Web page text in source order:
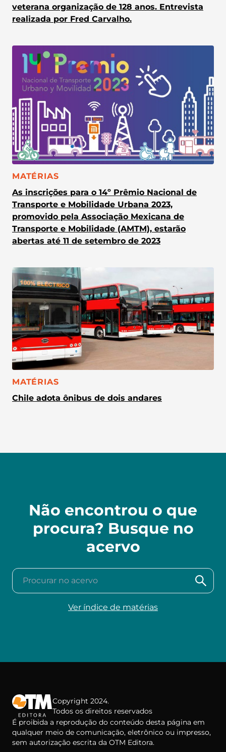
veterana organização de 128 anos. Entrevista
realizada por Fred Carvalho.
CATEGORIA:
MATÉRIAS
As inscrições para o 14º Prêmio Nacional de
Transporte e Mobilidade Urbana 2023,
promovido pela Associação Mexicana de
Transporte e Mobilidade (AMTM), estarão
abertas até 11 de setembro de 2023
CATEGORIA:
MATÉRIAS
Chile adota ônibus de dois andares
Não encontrou o que
procura? Busque no
acervo
Procurar no acervo
Ver índice de matérias
Copyright 2024.
Todos os direitos reservados
É proibida a reprodução do conteúdo desta página em
qualquer meio de comunicação, eletrônico ou impresso,
sem autorização escrita da OTM Editora.